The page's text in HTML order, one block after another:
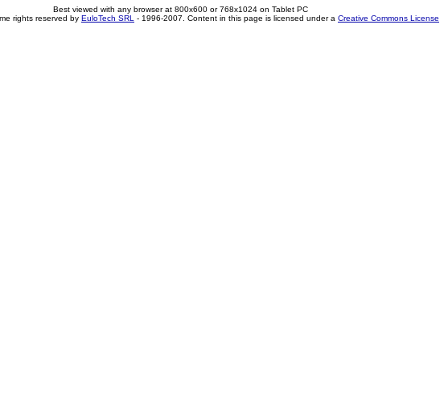
Best viewed with any browser at 800x600 or 768x1024 on Tablet PC
rights reserved by EuloTech SRL - 1996-2007. Content in this page is licensed under a Creative Commons License